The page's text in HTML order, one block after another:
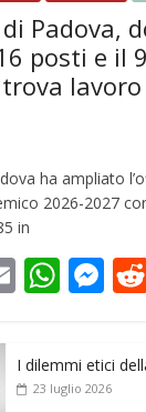
Padova,
posti e il
ha ampliato
2026-2027
in
E
ai
l
W
s
M
ss
e
I dilemmi etici
23 luglio 2026